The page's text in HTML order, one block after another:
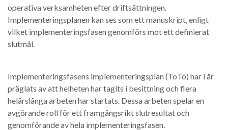
operativa verksamheten efter driftsättningen.
Implementeringsplanen kan ses som ett manuskript, enligt
vilket implementeringsfasen genomförs mot ett definierat
slutmål.
Implementeringsfasens implementeringsplan (ToTo) har i år
präglats av att helheten har tagits i besittning och flera
helårslånga arbeten har startats. Dessa arbeten spelar en
avgörande roll för ett framgångsrikt slutresultat och
genomförande av hela implementeringsfasen.